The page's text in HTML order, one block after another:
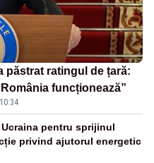
păstrat ratingul de țară:
funcționează”
pentru sprijinul
privind ajutorul energetic